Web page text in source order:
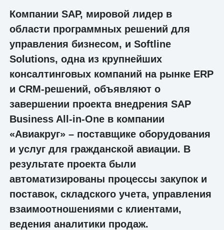
Компании SAP, мировой лидер в
области программных решений для
управления бизнесом, и Softline
Solutions, одна из крупнейших
консалтинговых компаний на рынке ERP
и CRM-решений, объявляют о
завершении проекта внедрения SAP
Business All-in-One в компании
«Авиакруг» – поставщике оборудования
и услуг для гражданской авиации. В
результате проекта были
автоматизированы процессы закупок и
поставок, складского учета, управления
взаимоотношениями с клиентами,
ведения аналитики продаж.